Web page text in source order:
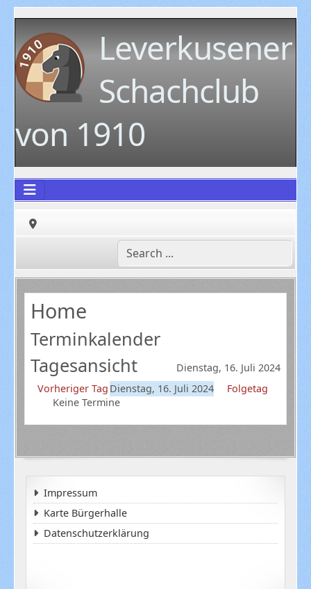
Leverkusener
Schachclub
von 1910
Home
Terminkalender
Tagesansicht
Dienstag, 16. Juli 2024
Vorheriger Tag Dienstag, 16. Juli 2024
Folgetag
Keine Termine
Impressum
Karte Bürgerhalle
Datenschutzerklärung